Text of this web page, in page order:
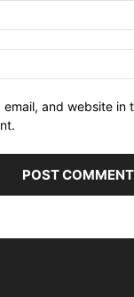
email, and website in